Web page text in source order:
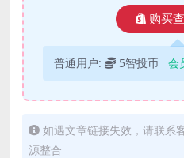
购买
普通用户: 5智投币 会
如遇文章链接失效，请联系
源整合